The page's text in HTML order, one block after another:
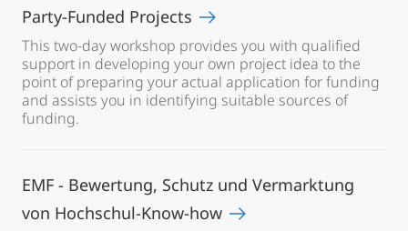
Party-Funded Projects
This two-day workshop provides you with qualified
support in developing your own project idea to the
point of preparing your actual application for funding
and assists you in identifying suitable sources of
funding.
EMF - Bewertung, Schutz und Vermarktung
von Hochschul-Know-how